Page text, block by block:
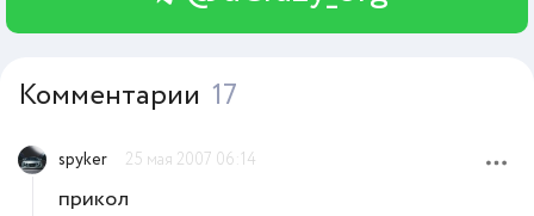
Комментарии 17
spyker 25 мая 2007 06:14
прикол